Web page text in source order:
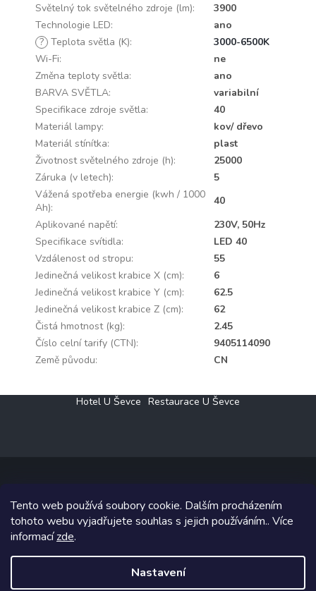
Tento web používá soubory cookie. Dalším procházením
tohoto webu vyjadřujete souhlas s jejich používáním.. Více
informacízde.
Nastavení
Světelný tok světelného zdroje (lm):
3900
Technologie LED:
ano
? Teplota světla (K):
3000-6500K
Wi-Fi:
ne
Změna teploty světla:
ano
BARVA SVĚTLA:
variabilní
Specifikace zdroje světla:
40
Materiál lampy:
kov/ dřevo
Materiál stínítka:
plast
Životnost světelného zdroje (h):
25000
Záruka (v letech):
5
Vážená spotřeba energie (kwh / 1000
Ah):
40
Aplikované napětí:
230V, 50Hz
Specifikace svítidla:
LED 40
Vzdálenost od stropu:
55
Jedinečná velikost krabice X (cm):
6
Jedinečná velikost krabice Y (cm):
62.5
Jedinečná velikost krabice Z (cm):
62
Čistá hmotnost (kg):
2.45
Číslo celní tarify (CTN):
9405114090
Země původu: CN
Hotel U Ševce Restaurace U Ševce
Copyright 2026Elektro Klesný s.r.o.. Všechna práva vyhrazena.
Grafický návrh vytvořil a na Shoptet implementoval
Shoptetak.cz.